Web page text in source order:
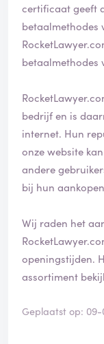
certificaat geeft
betaalmethodes
betaalmethodes
bedrijf en is
internet. Hun
onze website
andere
bij hun
Wij raden het
openingstijden.
assortiment
Geplaatst op: 09-